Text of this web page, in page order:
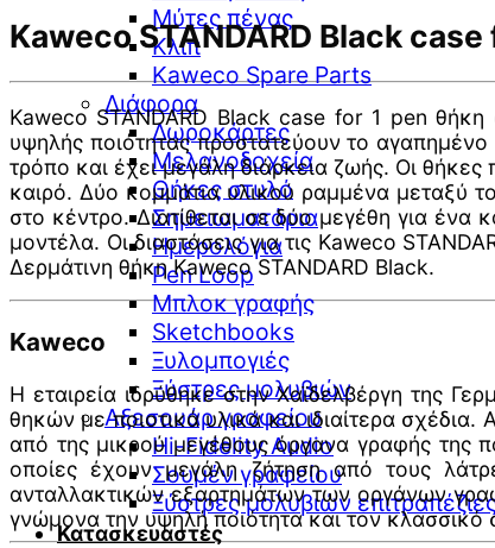
Μύτες πένας
Κλιπ
Kaweco Spare Parts
Διάφορα
Δωροκάρτες
Μελανοδοχεία
Θήκες στυλό
Σημειωματάρια
Ημερολόγια
Pen Loop
Μπλοκ γραφής
Sketchbooks
Ξυλομπογιές
Ξύστρες μολυβιών
Αξεσουάρ γραφείου
Hi-Fidelity Audio
Σουμέν γραφείου
Ξύστρες μολυβιών
Κατασκευαστές
Kaweco STANDARD Black
Kaweco STANDARD Black case for 1 pen
υψηλής ποιότητας προστατεύουν τo αγαπημένo
τρόπο και έχει μεγάλη διάρκεια ζωής. Οι
καιρό. Δύο κομμάτια υλικού ραμμένα μεταξύ
στο κέντρο. Διατίθεται σε δύο μεγέθη για ένα
μοντέλα. Οι διαστάσεις για τις Kaweco
Δερμάτινη θήκη Kaweco STANDARD Black.
Kaweco
Η εταιρεία ιδρύθηκε στην Χαϊδελβέργη της
θηκών με ποιοτικά υλικά και ιδιαίτερα
από της μικρού μεγέθους όργανα γραφής της
οποίες έχουν μεγάλη ζήτηση από τους
ανταλλακτικών εξαρτημάτων των οργάνων
γνώμονα την υψηλή ποιότητα και τον